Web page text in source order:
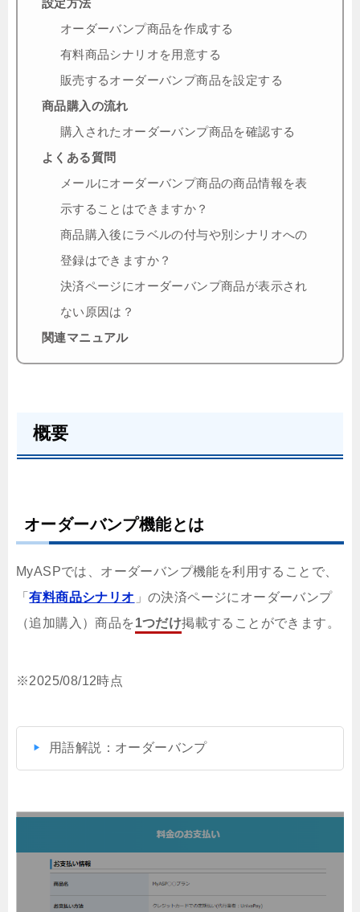
オーダーバンプ商品を作成する
有料商品シナリオを用意する
販売するオーダーバンプ商品を設定する
商品購入の流れ
購入されたオーダーバンプ商品を確認する
よくある質問
メールにオーダーバンプ商品の商品情報を表
示することはできますか？
商品購入後にラベルの付与や別シナリオへの
登録はできますか？
決済ページにオーダーバンプ商品が表示され
ない原因は？
関連マニュアル
概要
オーダーバンプ機能とは
MyASPでは、オーダーバンプ機能を利用することで、
「有料商品シナリオ 」の決済ページにオーダーバンプ
（追加購入）商品を 1つだけ掲載することができます。
※2025/08/12時点
用語解説：オーダーバンプ